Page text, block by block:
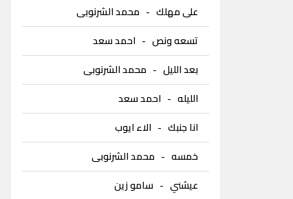
على مهلك- محمد الشرنوبى
تسعه ونص- احمد سعد
بعد الليل- محمد الشرنوبى
الليله- احمد سعد
انا جنبك- الاء ايوب
خمسه- محمد الشرنوبى
عيشني- سامو زين